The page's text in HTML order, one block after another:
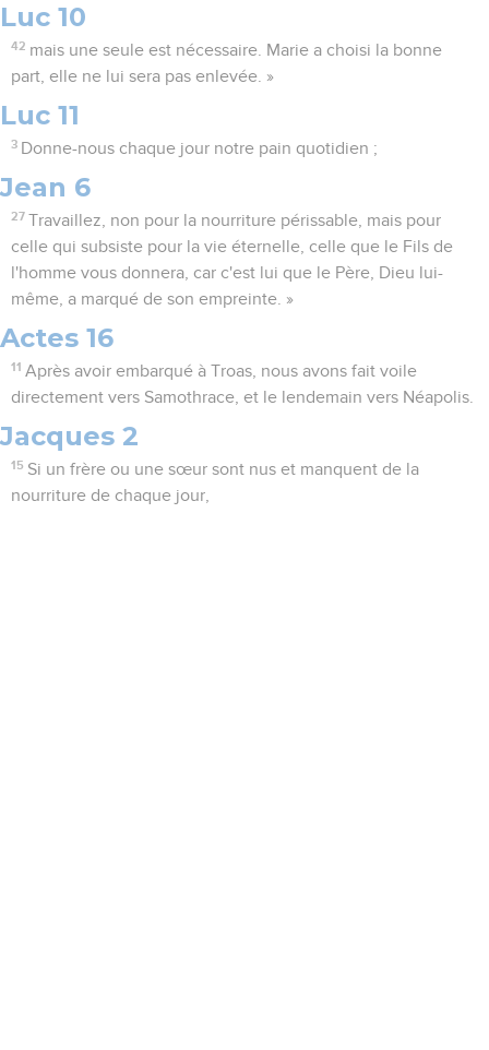
Luc 10
42 mais une seule est nécessaire. Marie a choisi la bonne
part, elle ne lui sera pas enlevée. »
Luc 11
3 Donne-nous chaque jour notre pain quotidien ;
Jean 6
27 Travaillez, non pour la nourriture périssable, mais pour
celle qui subsiste pour la vie éternelle, celle que le Fils de
l'homme vous donnera, car c'est lui que le Père, Dieu lui-
même, a marqué de son empreinte. »
Actes 16
11 Après avoir embarqué à Troas, nous avons fait voile
directement vers Samothrace, et le lendemain vers Néapolis.
Jacques 2
15 Si un frère ou une sœur sont nus et manquent de la
nourriture de chaque jour,